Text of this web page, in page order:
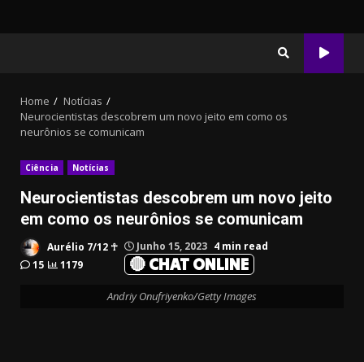
🔴 CHAT ONLINE
Home
Notícias
Neurocientistas descobrem um novo jeito em como os
neurônios se comunicam
Ciência Notícias
Neurocientistas descobrem um novo jeito
em como os neurônios se comunicam
Aurélio 7/12 ☥ Junho 15, 2023 4 min read
15
1179
Andriy Onufriyenko/Getty Images